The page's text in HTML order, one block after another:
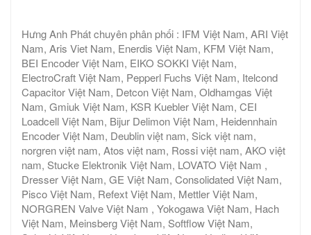
Hưng Anh Phát chuyên phân phối : IFM Việt Nam, ARI Việt
Nam, Aris Viet Nam, Enerdis Việt Nam, KFM Việt Nam,
BEI Encoder Việt Nam, EIKO SOKKI Việt Nam,
ElectroCraft Việt Nam, Pepperl Fuchs Việt Nam, Itelcond
Capacitor Việt Nam, Detcon Việt Nam, Oldhamgas Việt
Nam, Gmiuk Việt Nam, KSR Kuebler Việt Nam, CEI
Loadcell Việt Nam, Bijur Delimon Việt Nam, Heidennhain
Encoder Việt Nam, Deublin việt nam, Sick việt nam,
norgren việt nam, Atos việt nam, Rossi việt nam, AKO việt
nam, Stucke Elektronik Việt Nam, LOVATO Việt Nam ,
Dresser Việt Nam, GE Việt Nam, Consolidated Việt Nam,
Pisco Việt Nam, Refext Việt Nam, Mettler Việt Nam,
NORGREN Valve Việt Nam , Yokogawa Việt Nam, Hach
Việt Nam, Meinsberg Việt Nam, Softflow Việt Nam,